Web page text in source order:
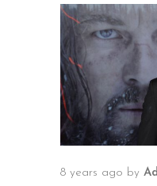
8 years ago by